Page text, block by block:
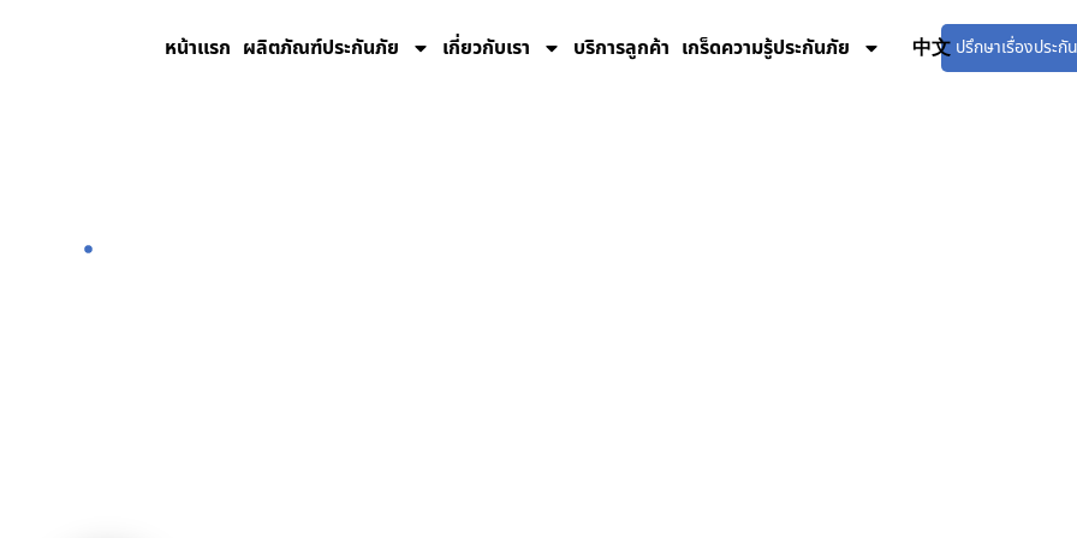
หน้าเเรก ผลิตภัณฑ์ประกันภัย เกี่ยวกับเรา บริการลูกค้า เกร็ดความรู้ประกันภัย ZN ปรึกษาเรื่องประกัน